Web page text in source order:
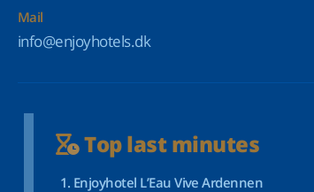
Mail
info@enjoyhotels.dk
Top last minutes
Enjoyhotel L’Eau Vive Ardennen